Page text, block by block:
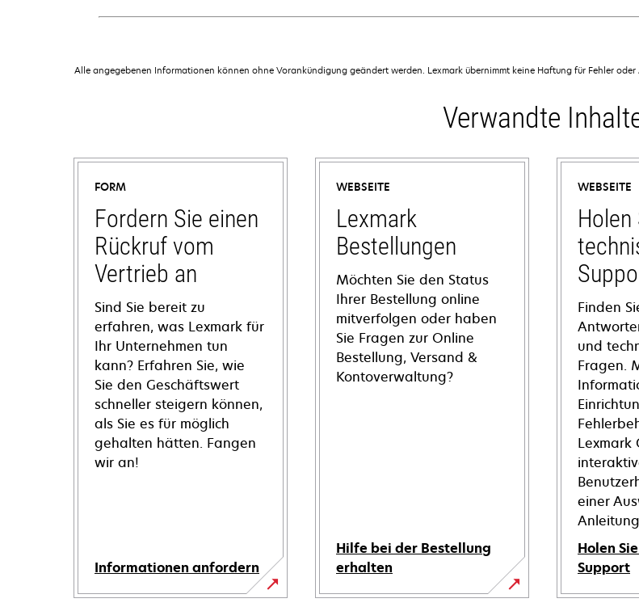
Alle angegebenen Informationen können ohne Vorankündigung geändert werden. Lexmark übernimmt keine Haftung für Fehler oder
Verwandte
FORM
Fordern Sie einen
Rückruf vom
Vertrieb an
Sind Sie bereit zu
erfahren, was Lexmark für
Ihr Unternehmen tun
kann? Erfahren Sie, wie
Sie den Geschäftswert
schneller steigern können,
als Sie es für möglich
gehalten hätten. Fangen
wir an!
Informationen anfordern
WEBSEITE
Lexmark
Bestellungen
Möchten Sie den Status
Ihrer Bestellung online
mitverfolgen oder haben
Sie Fragen zur Online
Bestellung, Versand &
Kontoverwaltung?
Hilfe bei der Bestellung
erhalten
WEBSEITE
Holen
Finden
und
Fragen.
Lexmark
einer
Holen
Support
wird